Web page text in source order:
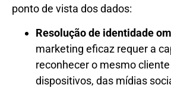
ponto de vista dos dados:
Resolução de identidade
marketing eficaz requer a
reconhecer o mesmo
dispositivos, das mídias